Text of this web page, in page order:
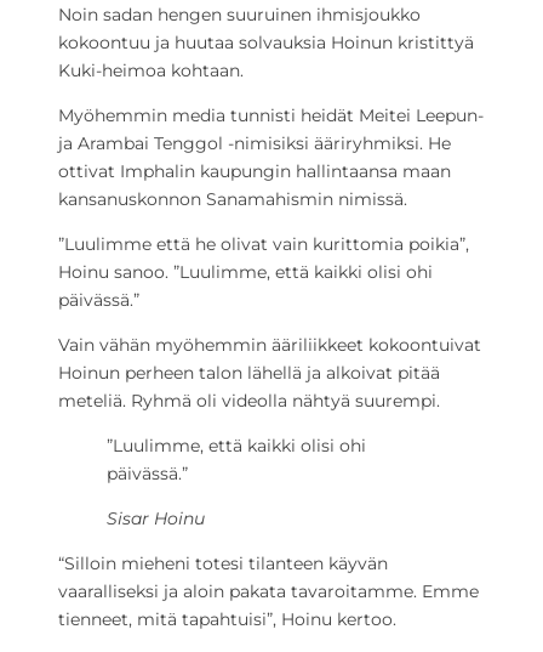
Noin sadan hengen suuruinen ihmisjoukko
kokoontuu ja huutaa solvauksia Hoinun kristittyä
Kuki-heimoa kohtaan.
Myöhemmin media tunnisti heidät Meitei Leepun-
ja Arambai Tenggol -nimisiksi ääriryhmiksi. He
ottivat Imphalin kaupungin hallintaansa maan
kansanuskonnon Sanamahismin nimissä.
”Luulimme että he olivat vain kurittomia poikia”,
Hoinu sanoo. ”Luulimme, että kaikki olisi ohi
päivässä.”
Vain vähän myöhemmin ääriliikkeet kokoontuivat
Hoinun perheen talon lähellä ja alkoivat pitää
meteliä. Ryhmä oli videolla nähtyä suurempi.
”Luulimme, että kaikki olisi ohi
päivässä.”
Sisar Hoinu
“Silloin mieheni totesi tilanteen käyvän
vaaralliseksi ja aloin pakata tavaroitamme. Emme
tienneet, mitä tapahtuisi”, Hoinu kertoo.